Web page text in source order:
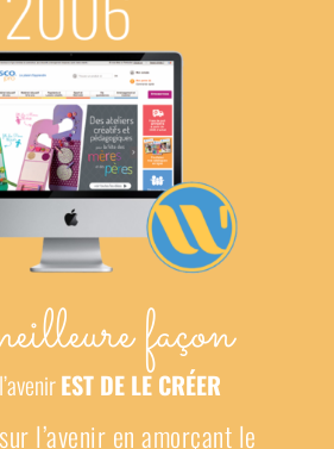
façon
EST DE LE CRÉER
l’avenir en amorçant le